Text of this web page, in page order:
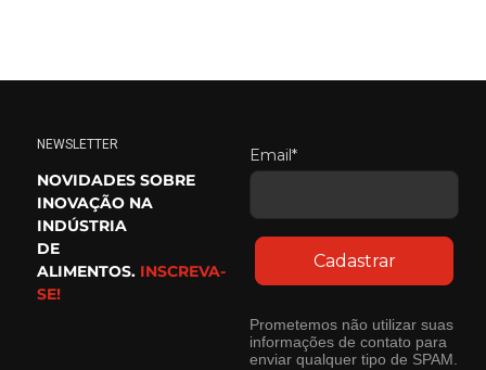
NEWSLETTER
NOVIDADES SOBRE
INOVAÇÃO NA
INDÚSTRIA
DE
ALIMENTOS. INSCREVA-
SE!
Email*
Cadastrar
Prometemos não utilizar suas
informações de contato para
enviar qualquer tipo de SPAM.